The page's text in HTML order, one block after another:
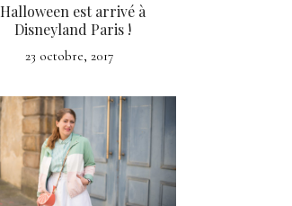
Halloween est arrivé à
Disneyland Paris !
23 octobre, 2017